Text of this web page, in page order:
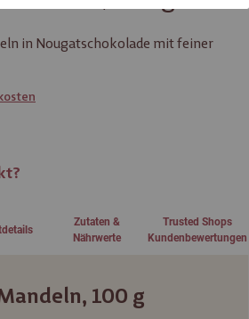
in Nougatschokolade mit feiner
100 g
Zutaten &
Nährwerte
Trusted Shops
Kundenbewertungen